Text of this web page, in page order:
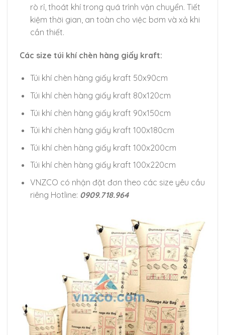
rò rỉ, thoát khí trong quá trình vận chuyển. Tiết
kiệm thời gian, an toàn cho việc bơm và xả khi
cần thiết.
Các size túi khí chèn hàng giấy kraft:
Túi khí chèn hàng giấy kraft 50x90cm
Túi khí chèn hàng giấy kraft 80x120cm
Túi khí chèn hàng giấy kraft 90x150cm
Túi khí chèn hàng giấy kraft 100x180cm
Túi khí chèn hàng giấy kraft 100x200cm
Túi khí chèn hàng giấy kraft 100x220cm
VNZCO có nhận đặt đơn theo các size yêu cầu
riêng Hotline: 0909.718.964